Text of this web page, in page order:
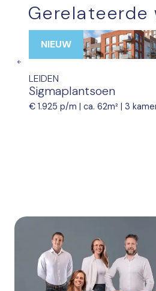
Gerelateerde
NIEUW
LEIDEN
Sigmaplantsoen
€ 1.925 p/m | ca. 62m² | 3
Previous